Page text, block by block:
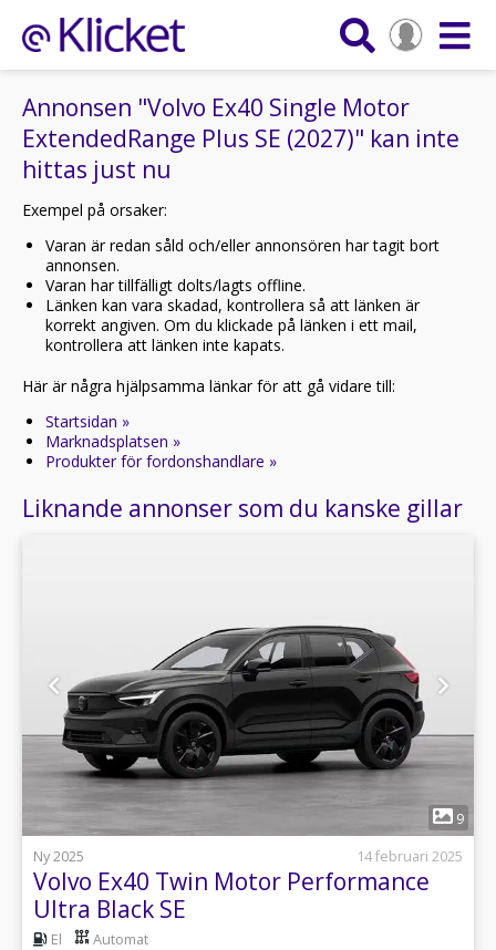
Annonsen "Volvo Ex40 Single Motor
ExtendedRange Plus SE (2027)" kan inte
hittas just nu
Exempel på orsaker:
Varan är redan såld och/eller annonsören har tagit bort
annonsen.
Varan har tillfälligt dolts/lagts offline.
Länken kan vara skadad, kontrollera så att länken är
korrekt angiven. Om du klickade på länken i ett mail,
kontrollera att länken inte kapats.
Här är några hjälpsamma länkar för att gå vidare till:
Startsidan »
Marknadsplatsen »
Produkter för fordonshandlare »
Liknande annonser som du kanske gillar
9
Ny 2025
14 februari 2025
Volvo Ex40 Twin Motor Performance
Ultra Black SE
El Automat